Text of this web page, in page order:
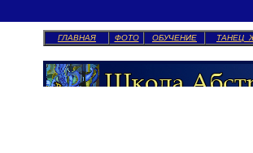
ГЛАВНАЯ ФОТО ОБУЧЕНИЕ ТАНЕЦ